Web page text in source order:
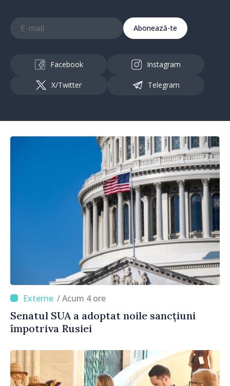
Abonează-te
Facebook Instagram
X/Twitter Telegram
/ Acum 4 ore
Senatul SUA a adoptat noile sancțiuni
împotriva Rusiei